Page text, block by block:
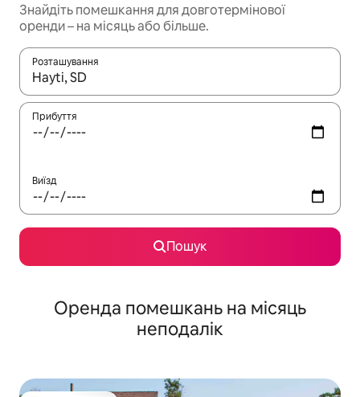
Знайдіть помешкання для довготермінової
оренди – на місяць або більше.
Розташування
Отримавши результати пошуку, використовуйте для
Прибуття
Виїзд
Пошук
Оренда помешкань на місяць
неподалік